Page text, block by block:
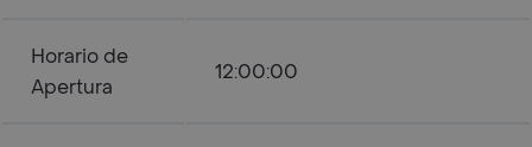
Horario de
Apertura
12:00:00